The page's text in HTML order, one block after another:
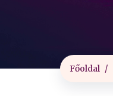
Főoldal